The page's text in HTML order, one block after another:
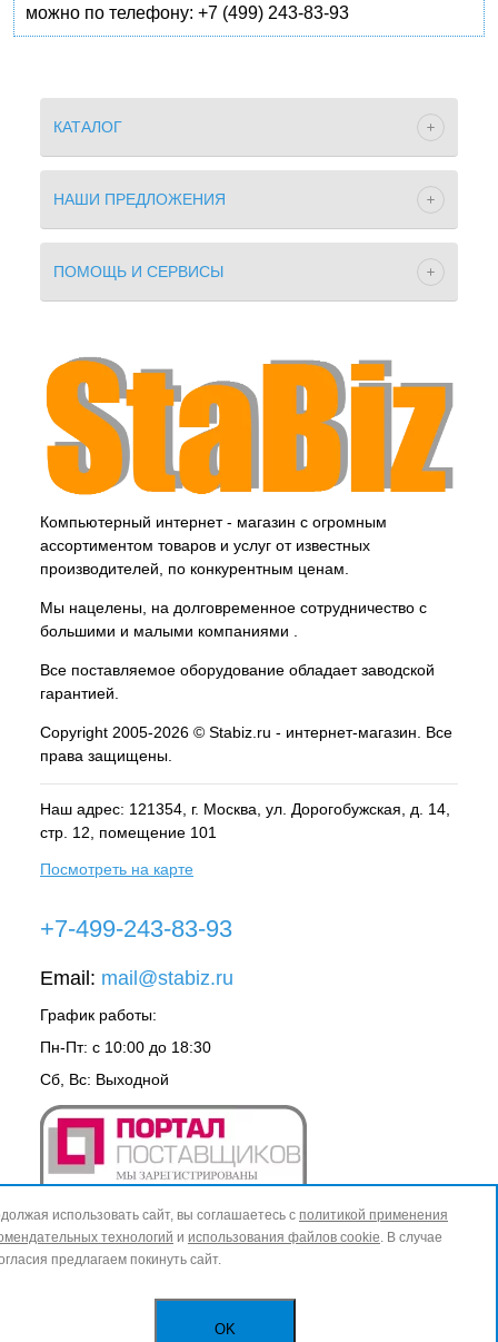
можно по телефону: +7 (499) 243-83-93
КАТАЛОГ
НАШИ ПРЕДЛОЖЕНИЯ
ПОМОЩЬ И СЕРВИСЫ
Компьютерный интернет - магазин с огромным
ассортиментом товаров и услуг от известных
производителей, по конкурентным ценам.
Мы нацелены, на долговременное сотрудничество с
большими и малыми компаниями .
Все поставляемое оборудование обладает заводской
гарантией.
Copyright 2005-2026 © Stabiz.ru - интернет-магазин. Все
права защищены.
Наш адрес: 121354, г. Москва , ул. Дорогобужская, д. 14,
стр. 12, помещение 101
Посмотреть на карте
+7-499-243-83-93
Email: mail@stabiz.ru
График работы:
Пн-Пт: с 10:00 до 18:30
Сб, Вс: Выходной
использовать сайт, вы соглашаетесь с политикой применения
технологий и использования файлов cookie. В случае
предлагаем покинуть сайт.
OK